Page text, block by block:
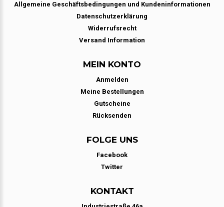
Allgemeine Geschäftsbedingungen und Kundeninformationen
Datenschutzerklärung
Widerrufsrecht
Versand Information
MEIN KONTO
Anmelden
Meine Bestellungen
Gutscheine
Rücksenden
FOLGE UNS
Facebook
Twitter
KONTAKT